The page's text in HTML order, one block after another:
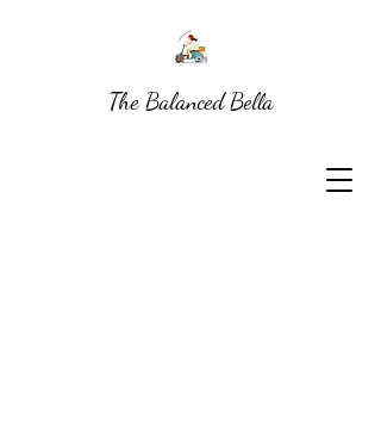
The Balanced Bella